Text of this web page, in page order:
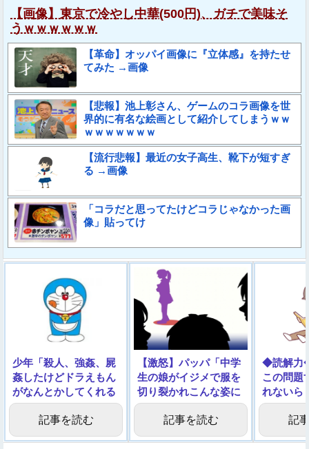
【画像】東京で冷やし中華(500円)、ガチで美味そ
うｗｗｗｗｗｗ
【革命】オッパイ画像に『立体感』を持たせ
てみた →画像
【悲報】池上彰さん、ゲームのコラ画像を世
界的に有名な絵画として紹介してしまうｗｗ
ｗｗｗｗｗｗｗ
【流行悲報】最近の女子高生、靴下が短すぎ
る →画像
「コラだと思ってたけどコラじゃなかった画
像」貼ってけ
少年「殺人、強姦、屍
姦したけどドラえもん
がなんとかしてくれる
と思った。」
記事を読む
【激怒】パッパ「中学
生の娘がイジメで服を
切り裂かれこんな姿に
された！」
記事を読む
◆読解力
この問題
れないら
記